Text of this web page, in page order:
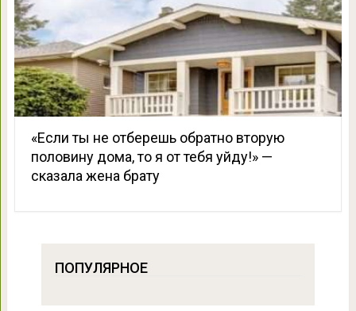
«Если ты не отберешь обратно вторую
половину дома, то я от тебя уйду!» —
сказала жена брату
ПОПУЛЯРНОЕ